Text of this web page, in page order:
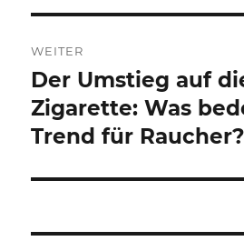
WEITER
Nächster
Beitrag:
Der Umstieg auf
Zigarette: Was
Trend für Raucher?